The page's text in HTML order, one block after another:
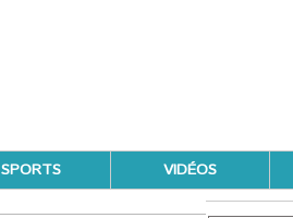
SPORTS VIDÉOS